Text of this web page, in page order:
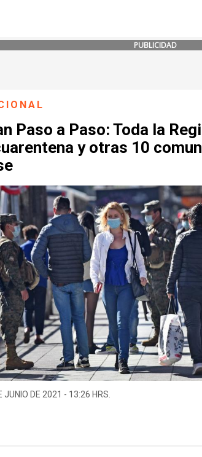
PUBLICIDAD
Paso a Paso: Toda la
y otras 10
JUNIO DE 2021 - 13:26 HRS.